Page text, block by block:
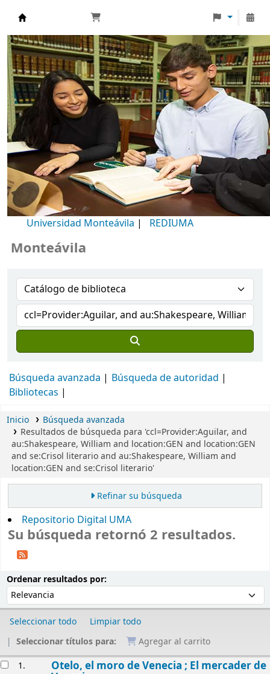
Biblioteca Universidad Monteávila
Universidad Monteávila | REDIUMA
Búsqueda avanzada
Búsqueda de autoridad
Bibliotecas
Inicio
Búsqueda avanzada
Resultados de búsqueda para 'ccl=Provider:Aguilar, and
au:Shakespeare, William and location:GEN and location:GEN
and se:Crisol literario and au:Shakespeare, William and
location:GEN and se:Crisol literario'
Refinar su búsqueda
Repositorio Digital UMA
Su búsqueda retornó 2 resultados.
Ordenar resultados por:
Seleccionar todo
Limpiar todo
Seleccionar títulos para:
Agregar al carrito
1. Otelo, el moro de Venecia ; El mercader de